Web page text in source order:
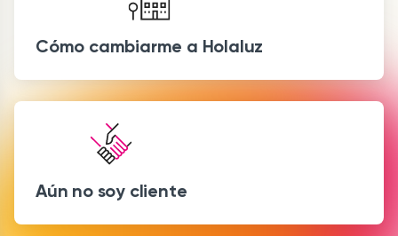
Cómo cambiarme a Holaluz
Aún no soy cliente